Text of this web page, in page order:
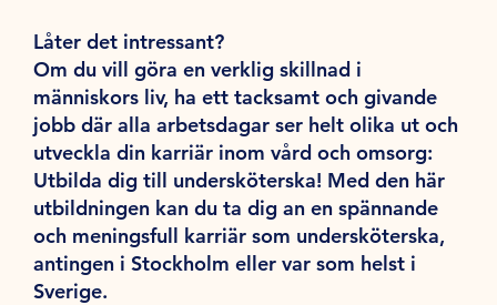
Låter det intressant?
Om du vill göra en verklig skillnad i
människors liv, ha ett tacksamt och givande
jobb där alla arbetsdagar ser helt olika ut och
utveckla din karriär inom vård och omsorg:
Utbilda dig till undersköterska! Med den här
utbildningen kan du ta dig an en spännande
och meningsfull karriär som undersköterska,
antingen i Stockholm eller var som helst i
Sverige.